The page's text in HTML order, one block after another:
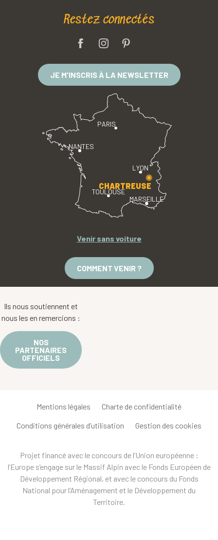
Restez connectés
JE M'INSCRIS À LA NEWSLETTER
PARIS
LYON
TOULOUSE
MARSEILLE
NANTES
CHARTREUSE
Venir sans voiture
COMMENT VENIR ?
Ils nous soutiennent et
nous les en remercions :
NOS
PARTENAIRES
OFFICIELS
Mentions légales Charte de confidentialité
Conditions générales d’utilisation Gestion des cookies
Projet financé avec le concours de l’Union européenne :
l’Europe s’engage sur le Massif Alpin avec le Fonds Européen de
Développement Régional, et avec le concours du Fonds
National pour l’Aménagement et le Développement du
Territoire.